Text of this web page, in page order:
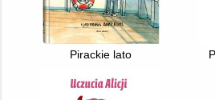
Pirackie lato